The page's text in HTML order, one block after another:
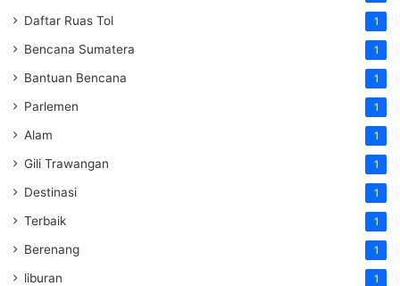
Daftar Ruas Tol 1
Bencana Sumatera 1
Bantuan Bencana 1
Parlemen 1
Alam 1
Gili Trawangan 1
Destinasi 1
Terbaik 1
Berenang 1
liburan 1